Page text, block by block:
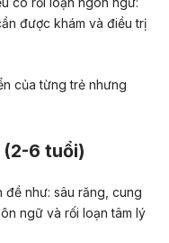
được khám và điều trị
của từng trẻ nhưng
(2-6 tuổi)
đề như: sâu răng, cung
ngữ và rối loạn tâm lý